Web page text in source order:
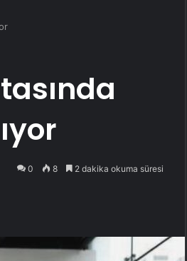
0 8 2 dakika okuma süresi